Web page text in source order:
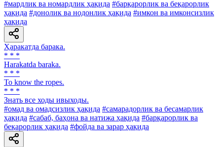
#мардлик ва номардлик ҳақида #барқарорлик ва беқарорлик
ҳақида #донолик ва нодонлик ҳақида #имкон ва имконсизлик
ҳақида
Ҳаракатда барака.
* * *
Harakatda baraka.
* * *
To know the ropes.
* * *
Знать все ходы ивыходы.
#омад ва омадсизлик ҳақида #самарадорлик ва бесамарлик
ҳақида #сабаб, баҳона ва натижа ҳақида #барқарорлик ва
беқарорлик ҳақида #фойда ва зарар ҳақида